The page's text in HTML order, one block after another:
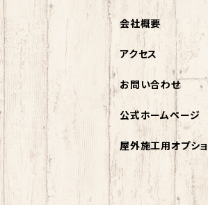
会社概要
アクセス
お問い合わせ
公式ホームページ
屋外施工用オプシ